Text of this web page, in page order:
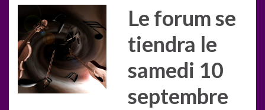
Le forum se
tiendra le
samedi 10
septembre